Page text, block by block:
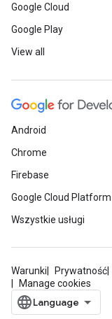
Google Cloud
Google Play
View all
Android
Chrome
Firebase
Google Cloud Platform
Wszystkie usługi
Warunki Prywatność
Manage cookies